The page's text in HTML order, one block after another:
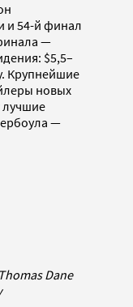
и 54-й финал
—
$5,5–
Крупнейшие
новых
лучшие
—
Dane